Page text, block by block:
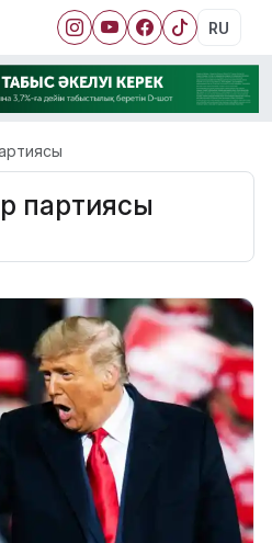
RU
партиясы